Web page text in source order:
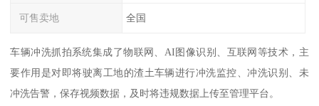
可售卖地 全国
车辆冲洗抓拍系统集成了物联网、AI图像识别、互联网等技术，主
要作用是对即将驶离工地的渣土车辆进行冲洗监控、冲洗识别、未
冲洗告警，保存视频数据，及时将违规数据上传至管理平台。